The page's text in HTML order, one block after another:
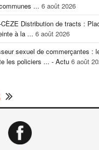
... 6 août 2026
Distribution de tracts :
à la ... 6 août 2026
sexuel de commerçantes :
les policiers ... - Actu 6 août